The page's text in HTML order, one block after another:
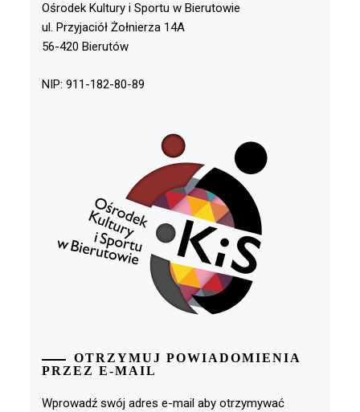
Ośrodek Kultury i Sportu w Bierutowie
ul. Przyjaciół Żołnierza 14A
56-420 Bierutów
NIP: 911-182-80-89
OTRZYMUJ POWIADOMIENIA
PRZEZ E-MAIL
Wprowadź swój adres e-mail aby otrzymywać